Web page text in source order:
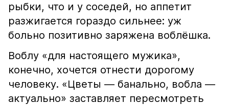
рыбки, что и у соседей, но аппетит
разжигается гораздо сильнее: уж
больно позитивно заряжена воблёшка.
Воблу «для настоящего мужика»,
конечно, хочется отнести дорогому
человеку. «Цветы — банально, вобла —
актуально» заставляет пересмотреть